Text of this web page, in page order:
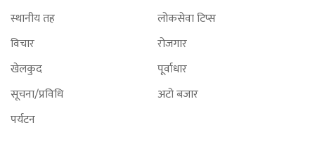
स्थानीय तह
विचार
खेलकुद
सूचना/प्रविधि
पर्यटन
लोकसेवा टिप्स
रोजगार
पूर्वाधार
अटो बजार